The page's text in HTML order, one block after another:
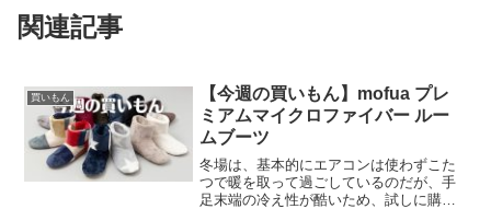
関連記事
買いもん
【今週の買いもん】mofua プレ
ミアムマイクロファイバー ルー
ムブーツ
冬場は、基本的にエアコンは使わずこた
つで暖を取って過ごしているのだが、手
足末端の冷え性が酷いため、試しに購